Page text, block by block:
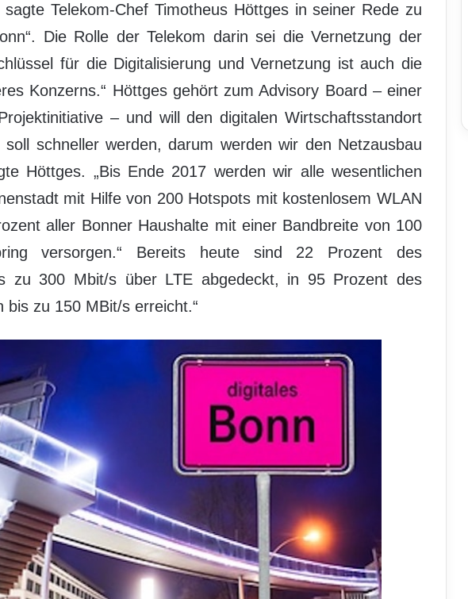
sagte Telekom-Chef Timotheus Höttges in seiner Rede zu
Die Rolle der Telekom darin sei die Vernetzung der
für die Digitalisierung und Vernetzung ist auch die
Konzerns.“ Höttges gehört zum Advisory Board – einer
– und will den digitalen Wirtschaftsstandort
soll schneller werden, darum werden wir den Netzausbau
Höttges. „Bis Ende 2017 werden wir alle wesentlichen
mit Hilfe von 200 Hotspots mit kostenlosem WLAN
aller Bonner Haushalte mit einer Bandbreite von 100
versorgen.“ Bereits heute sind 22 Prozent des
zu 300 Mbit/s über LTE abgedeckt, in 95 Prozent des
bis zu 150 MBit/s erreicht.“